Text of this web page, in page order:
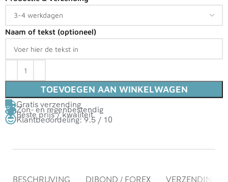
Naam of tekst (optioneel)
TOEVOEGEN AAN WINKELWAGEN
Gratis verzending
Zon- en regenbestendig
Beste prijs / kwaliteit
Klantbeoordeling: 9.5 / 10